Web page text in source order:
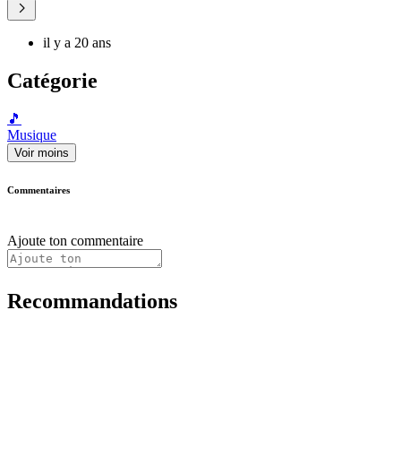
il y a 20 ans
Catégorie
🎵
Musique
Voir moins
Commentaires
Ajoute ton commentaire
Recommandations